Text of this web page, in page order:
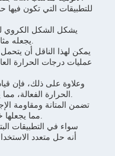
للتطبيقات التي تكون
يشكل الشكل الكروي
يجعله مثاليًا لنظم المفاعلات ذات السرير السائل.
عمليات درجات الحرارة
وعلاوة على ذلك، فإن
الحرارة الفعالة، مما يسهم في الفعالية العامة لنظام المحفز.
مما يجعلها خيارًا موثوقًا لمختلف العمليات الصناعية.
سواء في التطبيقات